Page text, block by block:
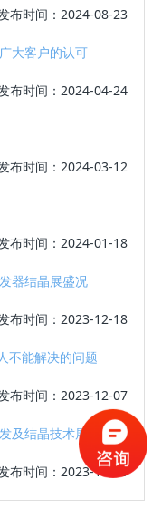
布时间：2024-08-23
大客户的认可
布时间：2024-04-24
布时间：2024-03-12
布时间：2024-01-18
器结晶展盛况
布时间：2023-12-18
不能解决的问题
布时间：2023-12-07
及结晶技术展览会
布时间：2023-10-30